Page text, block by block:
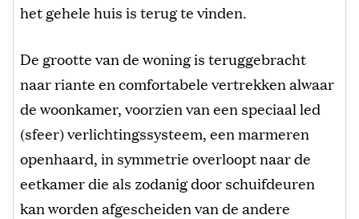
het gehele huis is terug te vinden.
De grootte van de woning is teruggebracht
naar riante en comfortabele vertrekken alwaar
de woonkamer, voorzien van een speciaal led
(sfeer) verlichtingssysteem, een marmeren
openhaard, in symmetrie overloopt naar de
eetkamer die als zodanig door schuifdeuren
kan worden afgescheiden van de andere